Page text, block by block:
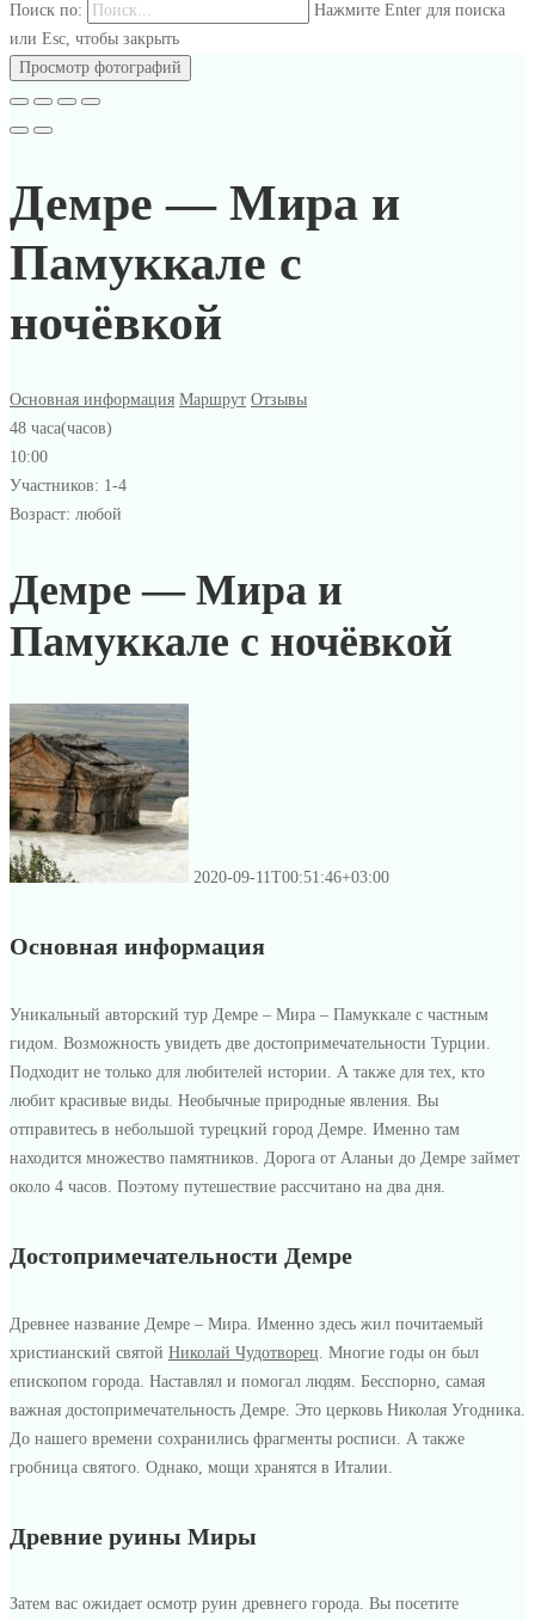
Поиск по:
Нажмите Enter для поиска
или Esc, чтобы закрыть
Просмотр фотографий
Демре — Мира и
Памуккале с
ночёвкой
Основная информация Маршрут Отзывы
48 часа(часов)
10:00
Участников: 1-4
Возраст: любой
Демре — Мира и
Памуккале с ночёвкой
2020-09-11T00:51:46+03:00
Основная информация
Уникальный авторский тур Демре – Мира – Памуккале с частным
гидом. Возможность увидеть две достопримечательности Турции.
Подходит не только для любителей истории. А также для тех, кто
любит красивые виды. Необычные природные явления. Вы
отправитесь в небольшой турецкий город Демре. Именно там
находится множество памятников. Дорога от Аланьи до Демре займет
около 4 часов. Поэтому путешествие рассчитано на два дня.
Достопримечательности Демре
Древнее название Демре – Мира. Именно здесь жил почитаемый
христианский святой Николай Чудотворец . Многие годы он был
епископом города. Наставлял и помогал людям. Бесспорно, самая
важная достопримечательность Демре. Это церковь Николая Угодника.
До нашего времени сохранились фрагменты росписи. А также
гробница святого. Однако, мощи хранятся в Италии.
Древние руины Миры
Затем вас ожидает осмотр руин древнего города. Вы посетите